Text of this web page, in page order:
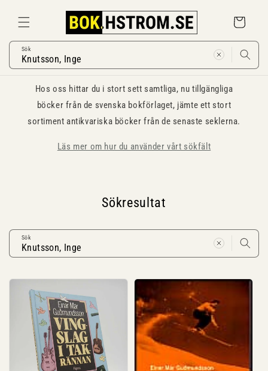
innehåll
Varukorg
Sök
Hos oss hittar du i stort sett samtliga, nu tillgängliga
böcker från de svenska bokförlaget, jämte ett stort
sortiment antikvariska böcker från de senaste seklerna.
Läs mer om hur du använder vårt sökfält
Sökresultat
Sök